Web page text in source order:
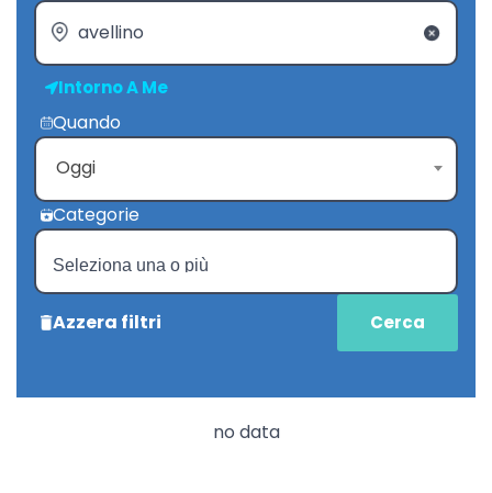
Intorno A Me
Quando
Oggi
Categorie
Azzera filtri
no data